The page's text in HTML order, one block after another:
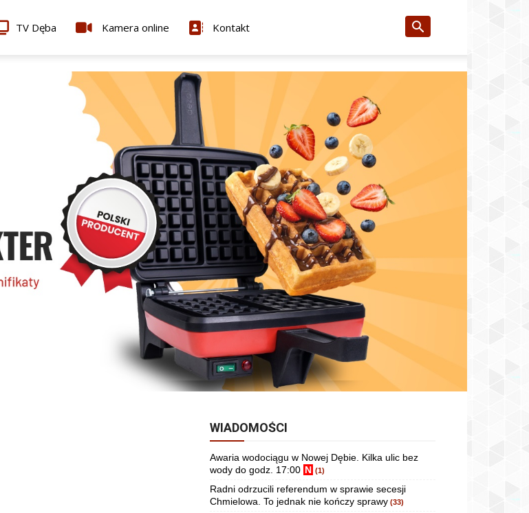
TV Dęba Kamera online Kontakt
WIADOMOŚCI
Awaria wodociągu w Nowej Dębie. Kilka ulic bez
wody do godz. 17:00 N (1)
Radni odrzucili referendum w sprawie secesji
Chmielowa. To jednak nie kończy sprawy (33)